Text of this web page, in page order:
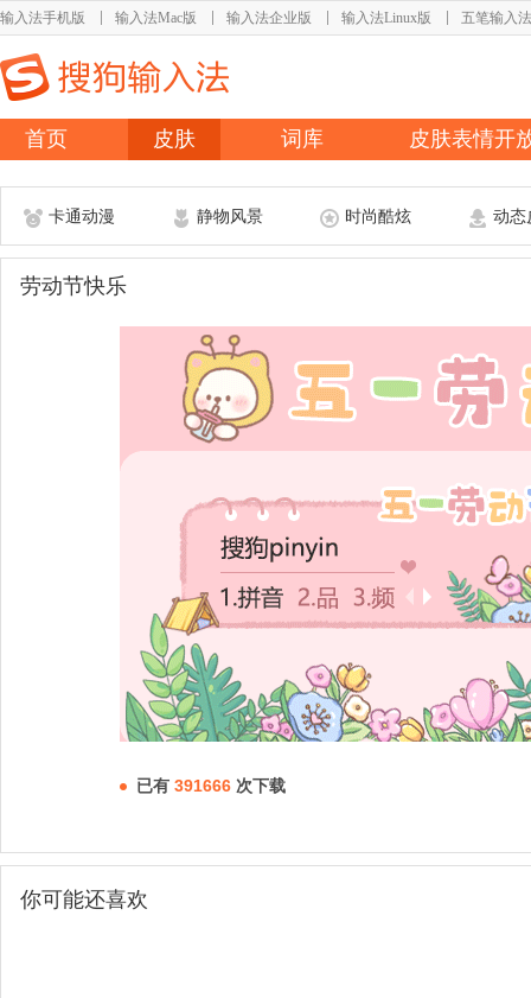
输入法手机版 输入法Mac版 输入法企业版 输入法Linux版 五笔输入法
首页 皮肤 词库 皮肤表情开
卡通动漫 静物风景 时尚酷炫 动态
劳动节快乐
已有 391666 次下载
你可能还喜欢